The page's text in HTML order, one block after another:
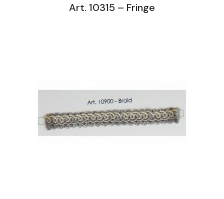
Art. 10315 – Fringe